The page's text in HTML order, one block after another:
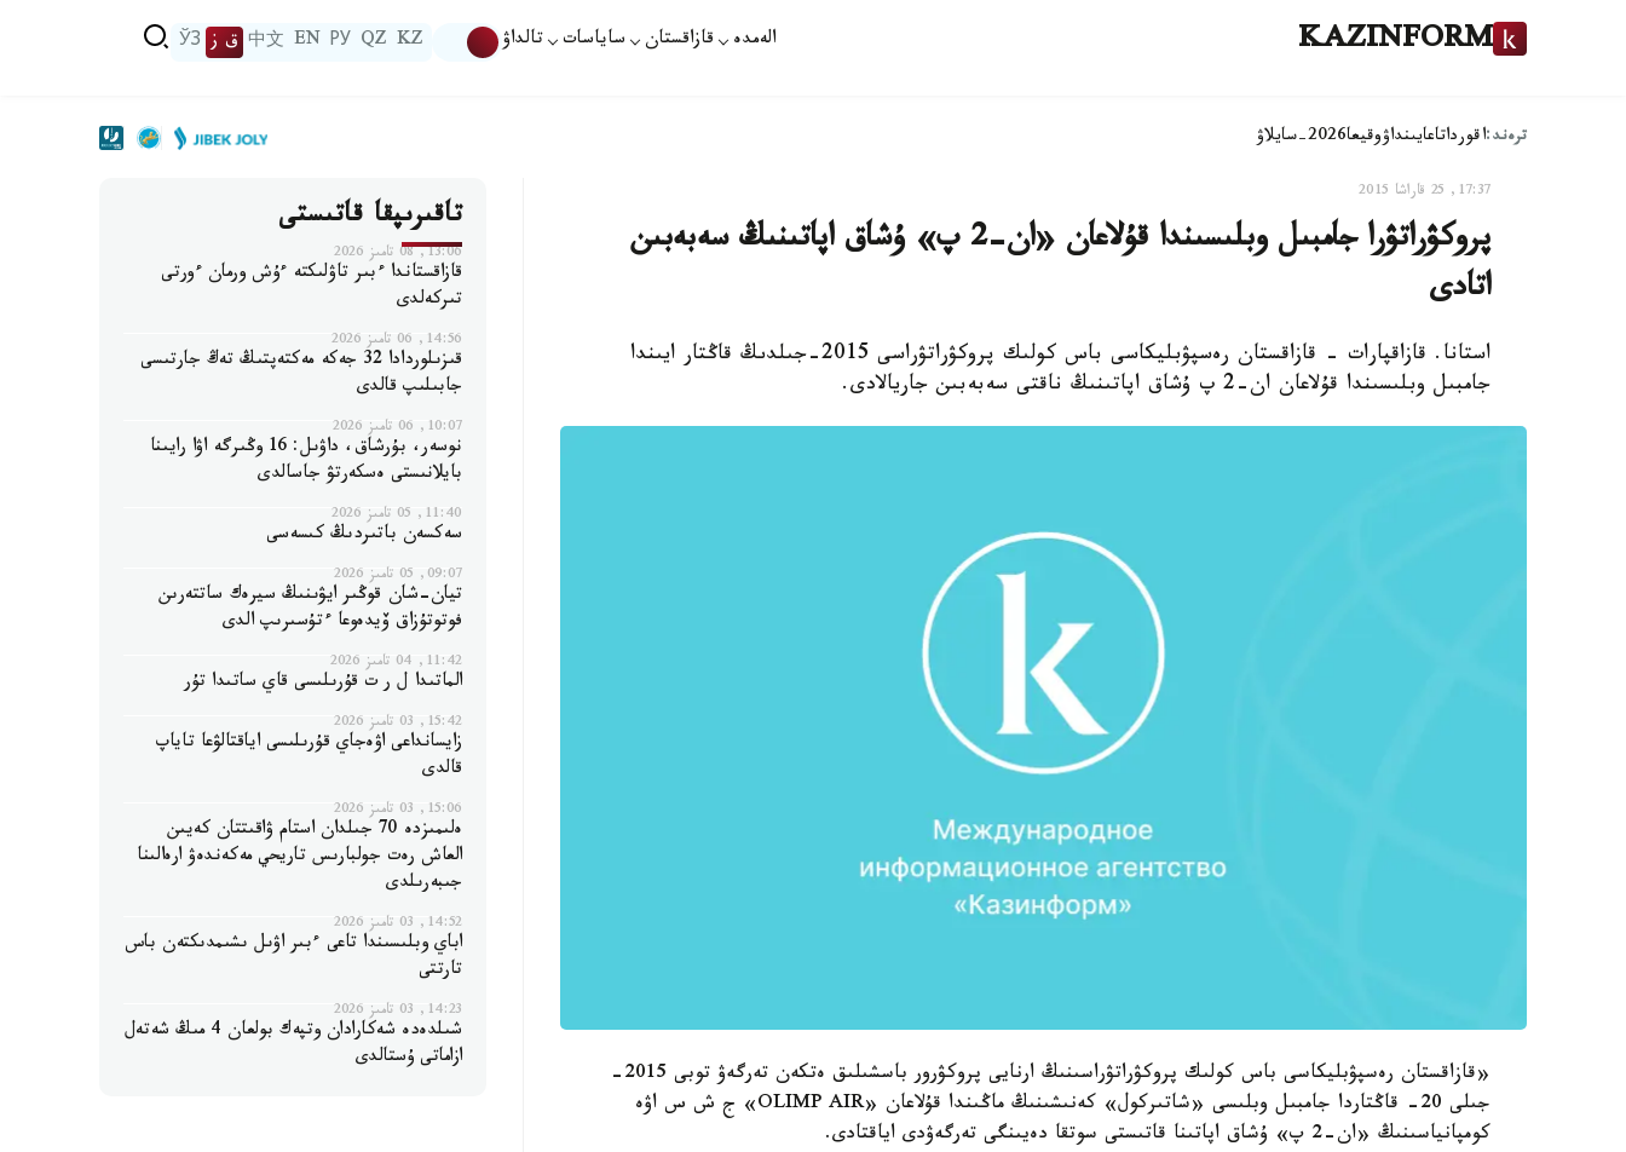
KAZINFORM الەمدە قازاقستان ساياسات تالداۋ KZ
QZ
РУ
EN
中文 ق ز ЎЗ
ترەند:اقورداتاعايىنداۋوقيعا2026-سايلاۋ
17:37, 25 قاراشا 2015
پروكۋراتۋرا جامبىل وبلىسىندا قۇلاعان «ان-2 پ» ۇشاق اپاتىنىڭ سەبەبىن
اتادى
استانا. قازاقپارات - قازاقستان رەسپۋبليكاسى باس كولىك پروكۋراتۋراسى 2015-جىلدىڭ قاڭتار ايىندا
جامبىل وبلىسىندا قۇلاعان ان-2 پ ۇشاق اپاتىنىڭ ناقتى سەبەبىن جاريالادى.
«قازاقستان رەسپۋبليكاسى باس كولىك پروكۋراتۋراسىنىڭ ارنايى پروكۋرور باسشىلىق ەتكەن تەرگەۋ توبى 2015-
جىلى 20- قاڭتاردا جامبىل وبلىسى «شاتىركول» كەنىشىنىڭ ماڭىندا قۇلاعان «OLIMP AIR» ج ش س اۋە
كومپانياسىنىڭ «ان-2 پ» ۇشاق اپاتىنا قاتىستى سوتقا دەيىنگى تەرگەۋدى اياقتادى.
تاقىرىپقا قاتىستى
13:06, 08 تامىز 2026
قازاقستاندا ءبىر تاۋلىكتە ءۇش ورمان ءورتى
تىركەلدى
14:56, 06 تامىز 2026
قىزىلوردادا 32 جەكە مەكتەپتىڭ تەڭ جارتىسى
جابىلىپ قالدى
10:07, 06 تامىز 2026
نوسەر، بۇرشاق، داۋىل: 16 وڭىرگە اۋا رايىنا
بايلانىستى ەسكەرتۋ جاسالدى
11:40, 05 تامىز 2026
سەكسەن باتىردىڭ كىسەسى
09:07, 05 تامىز 2026
تيان-شان قوڭىر ايۋىنىڭ سيرەك ساتتەرىن
فوتوتۇزاق ۆيدەوعا ءتۇسىرىپ الدى
11:42, 04 تامىز 2026
الماتىدا ل ر ت قۇرىلىسى قاي ساتىدا تۇر
15:42, 03 تامىز 2026
زايسانداعى اۋەجاي قۇرىلىسى اياقتالۋعا تاياپ
قالدى
15:06, 03 تامىز 2026
ەلىمىزدە 70 جىلدان استام ۋاقىتتان كەيىن
العاش رەت جولبارىس تاريحي مەكەندەۋ ارەالىنا
جىبەرىلدى
14:52, 03 تامىز 2026
اباي وبلىسىندا تاعى ءبىر اۋىل ىشىمدىكتەن باس
تارتتى
14:23, 03 تامىز 2026
شىلدەدە شەكارادان وتپەك بولعان 4 مىڭ شەتەل
ازاماتى ۇستالدى